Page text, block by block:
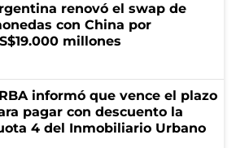
renovó el swap de
con China por
millones
informó que vence el plazo
pagar con descuento la
4 del Inmobiliario Urbano